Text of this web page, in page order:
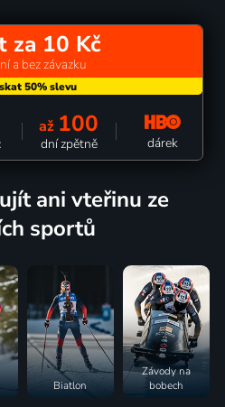
za 10 Kč
a bez závazku
až 100
dní zpětně dárek
ani vteřinu ze
sportů
Biatlon
Závody na
bobech